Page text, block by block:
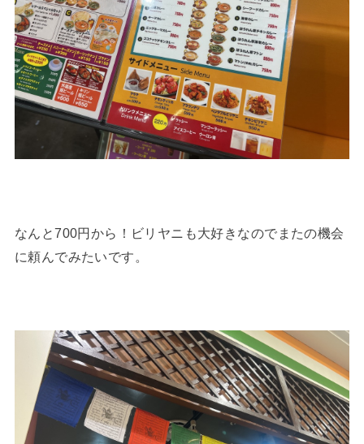
なんと700円から！ビリヤニも大好きなのでまたの機会
に頼んでみたいです。